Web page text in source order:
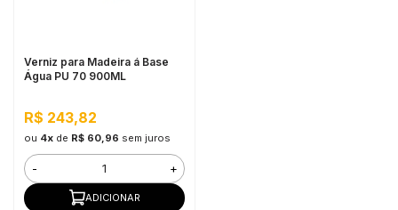
Verniz para Madeira á Base
Água PU 70 900ML
R$ 243,82
ou 4xde R$ 60,96 sem juros
- +
ADICIONAR